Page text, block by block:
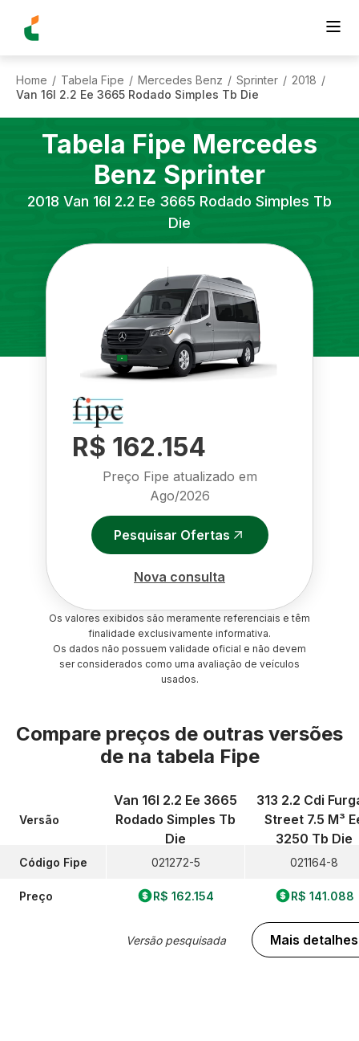
Home / Tabela Fipe / Mercedes Benz / Sprinter / 2018 /
Van 16l 2.2 Ee 3665 Rodado Simples Tb Die
Tabela Fipe Mercedes
Benz Sprinter
2018 Van 16l 2.2 Ee 3665 Rodado Simples Tb
Die
R$ 162.154
Preço Fipe atualizado em
Ago/2026
Pesquisar Ofertas
Nova consulta
Os valores exibidos são meramente referenciais e têm
finalidade exclusivamente informativa.
Os dados não possuem validade oficial e não devem
ser considerados como uma avaliação de veículos
usados.
Compare preços de outras versões
de na tabela Fipe
Versão
Código Fipe
Preço
Van 16l 2.2 Ee 3665
Rodado Simples Tb
Die
021272-5
R$ 162.154
Versão pesquisada
313 2.2 Cdi
Street 7.5 M³
3250 Tb Die
021164-8
R$ 141.088
Mais detalhes